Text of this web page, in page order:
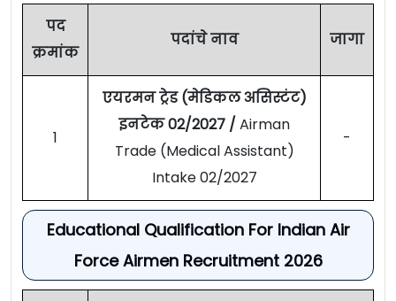
पद
क्रमांक
पदांचे नाव जागा
1
एयरमन ट्रेड (मेडिकल असिस्टंट)
इनटेक 02/2027 / Airman
Trade (Medical Assistant)
Intake 02/2027
-
Educational Qualification For Indian Air
Force Airmen Recruitment 2026